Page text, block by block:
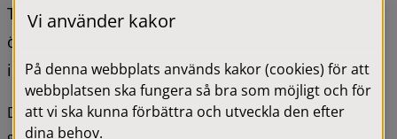
Tack vare allemansrätten är vår svenska natur
öppen för alla. Grundregeln är att inte störa och
inte förstöra.
Du använder dig till exempel av allemansrätten när du
Vi använder kakor
På denna webbplats används kakor (cookies) för att
webbplatsen ska fungera så bra som möjligt och för
att vi ska kunna förbättra och utveckla den efter
dina behov.